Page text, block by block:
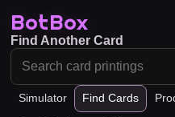
BotBox
Simulator Find Cards
Find Another Card